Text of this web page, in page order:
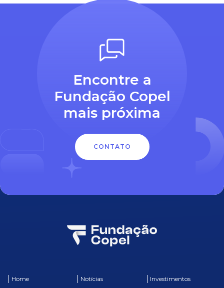
Encontre a
Fundação Copel
mais próxima
CONTATO
Home Notícias Investimentos